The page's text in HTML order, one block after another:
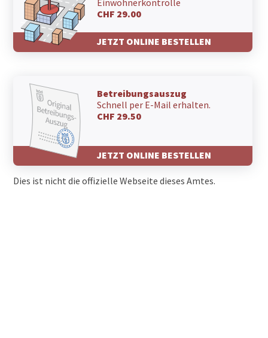
CHF 29.00
JETZT ONLINE BESTELLEN
Betreibungsauszug
Schnell per E-Mail erhalten.
CHF 29.50
JETZT ONLINE BESTELLEN
Dies ist nicht die offizielle Webseite dieses Amtes.